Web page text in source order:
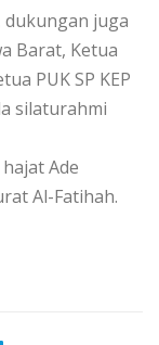
dukungan juga
Barat, Ketua
PUK SP KEP
silaturahmi
Ade
Al-Fatihah.